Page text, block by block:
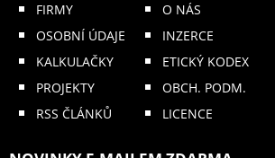
FIRMY
OSOBNÍ ÚDAJE
KALKULAČKY
PROJEKTY
RSS ČLÁNKŮ
O NÁS
INZERCE
ETICKÝ KODEX
OBCH. PODM.
LICENCE